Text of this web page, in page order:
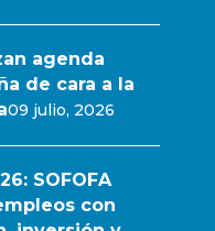
agenda
de cara a la
09 julio, 2026
SOFOFA
con